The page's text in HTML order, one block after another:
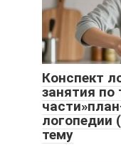
Конспект
занятия по
логопедии
тему